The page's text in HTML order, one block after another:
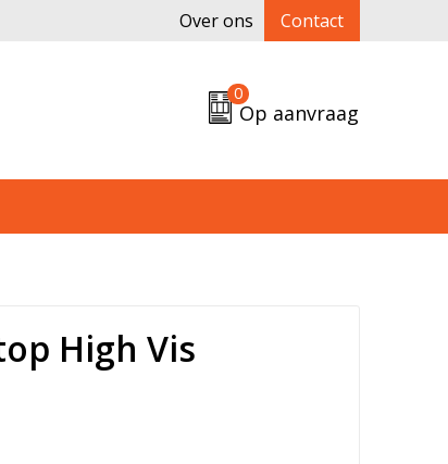
Over ons Contact
0
Op aanvraag
High Vis